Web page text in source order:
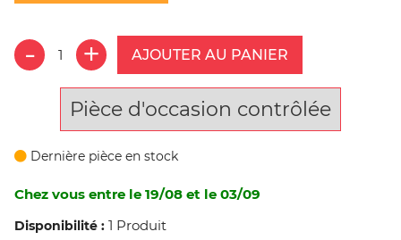
AJOUTER AU PANIER
Pièce d'occasion contrôlée
Dernière pièce en stock
Chez vous entre le 19/08 et le 03/09
Disponibilité : 1 Produit